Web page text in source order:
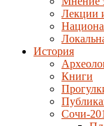
Лекции
История
Книги
Сочи-